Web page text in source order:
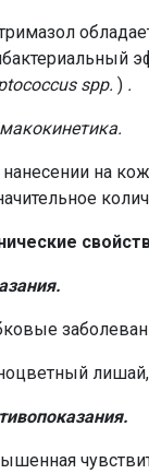
spp. ) .
на